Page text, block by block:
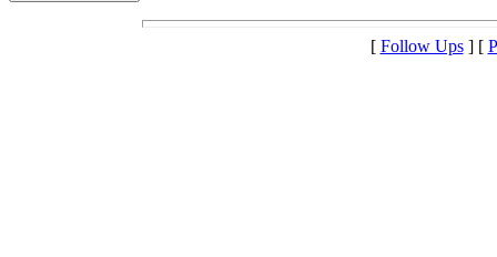
[ Follow Ups] [